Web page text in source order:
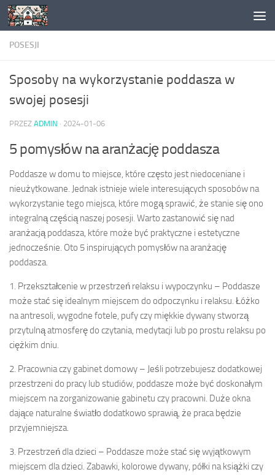
Skip to content
POSESJI
Sposoby na wykorzystanie poddasza w
swojej posesji
PRZEZ ADMIN · 2024-01-06
5 pomysłów na aranżację poddasza
Poddasze w domu to miejsce, które często jest niedoceniane i
nieużytkowane. Jednak istnieje wiele interesujących sposobów na
wykorzystanie tego miejsca, które mogą sprawić, że stanie się ono
integralną częścią naszej posesji. Warto zastanowić się nad
aranżacją poddasza, które może być praktyczne i estetyczne
jednocześnie. Oto 5 inspirujących pomysłów na aranżację
poddasza.
1. Przekształcenie w przestrzeń relaksu i wypoczynku – Poddasze
może stać się idealnym miejscem do odpoczynku i relaksu. Łóżko
na antresoli, wygodne fotele, pufy czy miękkie dywany stworzą
przytulną atmosferę do czytania, medytacji lub po prostu relaksu po
ciężkim dniu.
2. Pracownia czy gabinet domowy – Jeśli potrzebujesz dodatkowej
przestrzeni do pracy lub studiów, poddasze może być doskonałym
miejscem na zorganizowanie gabinetu czy pracowni. Duże okna
dające naturalne światło dodatkowo sprawią, że praca będzie
przyjemniejsza.
3. Przestrzeń dla dzieci – Poddasze może stać się wyjątkowym
miejscem dla dzieci. Zabawki, kolorowe dywany, półki na książki czy